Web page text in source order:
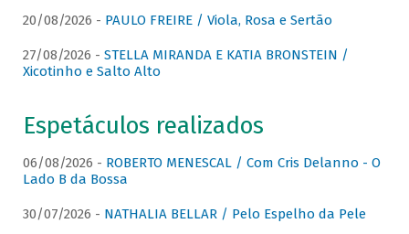
20/08/2026 - PAULO FREIRE / Viola, Rosa e Sertão
27/08/2026 - STELLA MIRANDA E KATIA BRONSTEIN /
Xicotinho e Salto Alto
Espetáculos realizados
06/08/2026 - ROBERTO MENESCAL / Com Cris Delanno - O
Lado B da Bossa
30/07/2026 - NATHALIA BELLAR / Pelo Espelho da Pele